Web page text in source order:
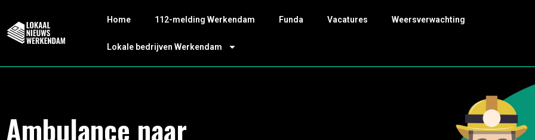
Home 112-melding Werkendam Funda Vacatures Weersverwachting
Lokale bedrijven Werkendam
Ambulance naar